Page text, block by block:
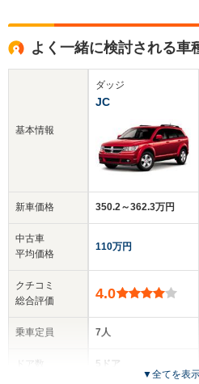
よく一緒に検討される車
基本情報
新車価格
中古車
平均価格
クチコミ
総合評価
乗車定員
ドア数
ダッジ
JC
350.2～362.3万円
110万円
4.0
7人
5ドア
▼全てを表